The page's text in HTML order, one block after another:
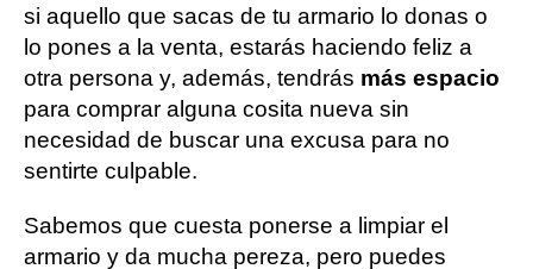
si aquello que sacas de tu armario lo donas o
lo pones a la venta, estarás haciendo feliz a
otra persona y, además, tendrás más espacio
para comprar alguna cosita nueva sin
necesidad de buscar una excusa para no
sentirte culpable.
Sabemos que cuesta ponerse a limpiar el
armario y da mucha pereza, pero puedes